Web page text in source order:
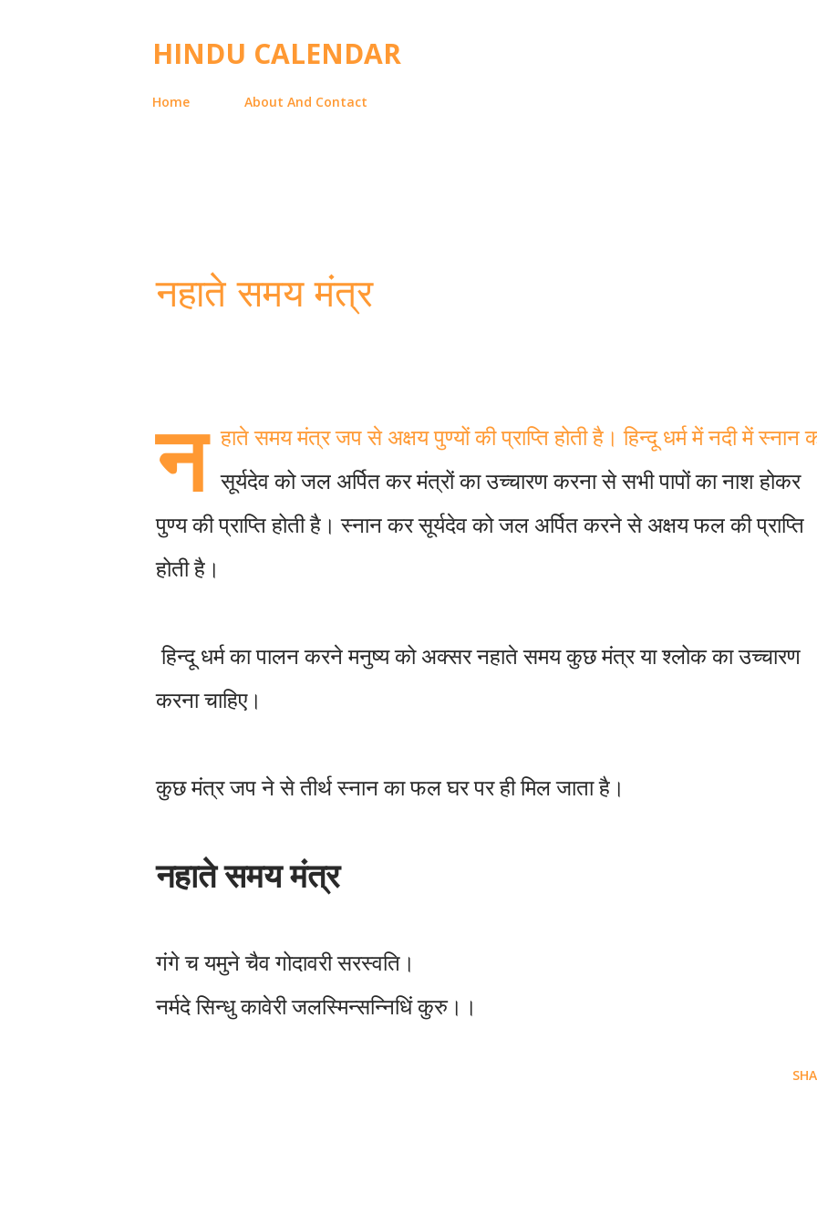
HINDU CALENDAR
Home About And Contact
नहाते समय मंत्र
न हाते समय मंत्र जप से अक्षय पुण्यों की प्राप्ति होती है। हिन्दू धर्म में नदी में स्नान
सूर्यदेव को जल अर्पित कर मंत्रों का उच्चारण करना से सभी पापों का नाश होकर
पुण्य की प्राप्ति होती है। स्नान कर सूर्यदेव को जल अर्पित करने से अक्षय फल की प्राप्ति
होती है।
हिन्दू धर्म का पालन करने मनुष्य को अक्सर नहाते समय कुछ मंत्र या श्लोक का उच्चारण
करना चाहिए।
कुछ मंत्र जप ने से तीर्थ स्नान का फल घर पर ही मिल जाता है।
नहाते समय मंत्र
गंगे च यमुने चैव गोदावरी सरस्वति।
नर्मदे सिन्धु कावेरी जलस्मिन्सन्निधिं कुरु।।